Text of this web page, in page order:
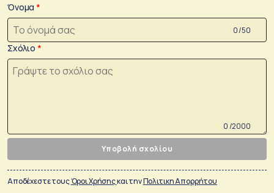
Όνομα
0 /50
Σχόλιο
0 /2000
Υποβολή σχολίου
Αποδέχεστε τουςΌροι Χρήσηςκαι τηνΠολιτικη Απορρήτου